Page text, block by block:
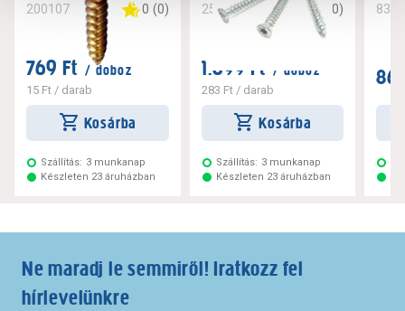
200107 0 (0)
769 Ft / doboz
15 Ft / darab
Kosárba
Szállítás: 3 munkanap
Készleten 23 áruházban
256221 0 0)
1.699 Ft / doboz
283 Ft/ darab
Kosárba
Szállítás: 3 munkanap
Készleten 23 áruházban
Ne maradj le semmiről! Iratkozz fel
hírlevelünkre